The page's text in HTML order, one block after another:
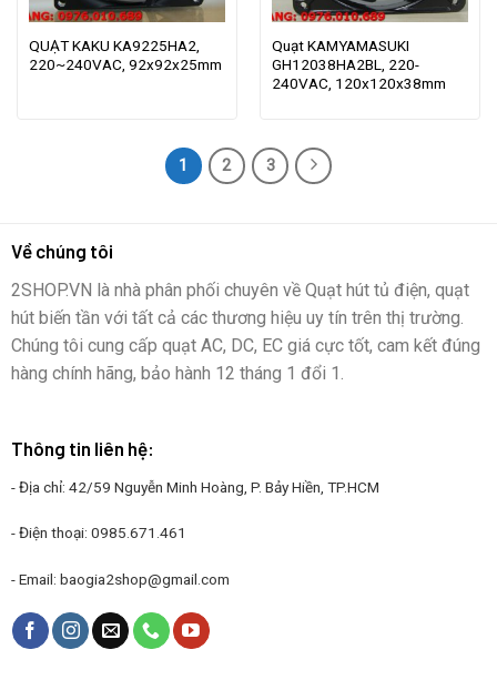
QUẠT KAKU KA9225HA2,
220~240VAC, 92x92x25mm
Quạt KAMYAMASUKI
GH12038HA2BL, 220-
240VAC, 120x120x38mm
1 2 3
Về chúng tôi
2SHOP.VN là nhà phân phối chuyên về Quạt hút tủ điện, quạt
hút biến tần với tất cả các thương hiệu uy tín trên thị trường.
Chúng tôi cung cấp quạt AC, DC, EC giá cực tốt, cam kết đúng
hàng chính hãng, bảo hành 12 tháng 1 đổi 1.
Thông tin liên hệ:
- Địa chỉ: 42/59 Nguyễn Minh Hoàng, P. Bảy Hiền, TP.HCM
- Điện thoại: 0985.671.461
- Email: baogia2shop@gmail.com